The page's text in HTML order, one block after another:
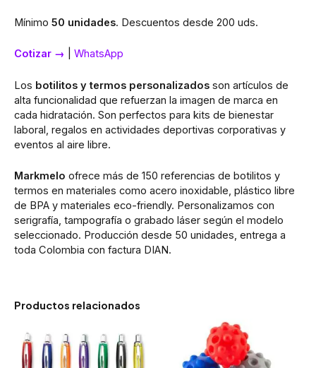
Mínimo 50 unidades. Descuentos desde 200 uds.
Cotizar → WhatsApp
Los botilitos y termos personalizados son artículos de
alta funcionalidad que refuerzan la imagen de marca en
cada hidratación. Son perfectos para kits de bienestar
laboral, regalos en actividades deportivas corporativas y
eventos al aire libre.
Markmelo ofrece más de 150 referencias de botilitos y
termos en materiales como acero inoxidable, plástico libre
de BPA y materiales eco-friendly. Personalizamos con
serigrafía, tampografía o grabado láser según el modelo
seleccionado. Producción desde 50 unidades, entrega a
toda Colombia con factura DIAN.
Productos relacionados